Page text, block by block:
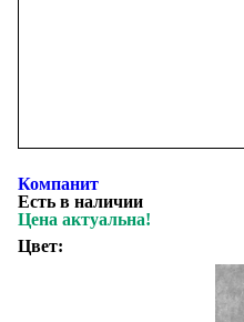
Компанит
Есть в наличии
Цена актуальна!
Цвет: